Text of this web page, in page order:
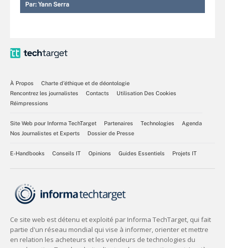
Par: Yann Serra
À Propos
Charte d’éthique et de déontologie
Rencontrez les journalistes
Contacts
Utilisation Des Cookies
Réimpressions
Site Web pour Informa TechTarget Partenaires Technologies
Agenda
Nos Journalistes et Experts
Dossier de Presse
E-Handbooks Conseils IT Opinions Guides Essentiels Projets IT